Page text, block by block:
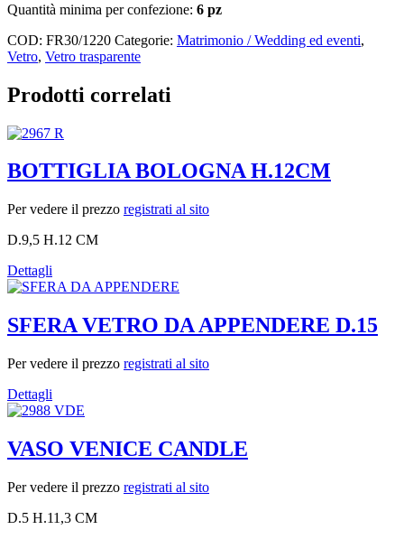
Quantità minima per confezione: 6 pz
COD: FR30/1220 Categorie: Matrimonio / Wedding ed eventi,
Vetro, Vetro trasparente
Prodotti correlati
BOTTIGLIA BOLOGNA H.12CM
Per vedere il prezzo registrati al sito
D.9,5 H.12 CM
Dettagli
SFERA VETRO DA APPENDERE D.15
Per vedere il prezzo registrati al sito
Dettagli
VASO VENICE CANDLE
Per vedere il prezzo registrati al sito
D.5 H.11,3 CM